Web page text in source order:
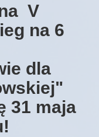
V
na 6
dla
31 maja